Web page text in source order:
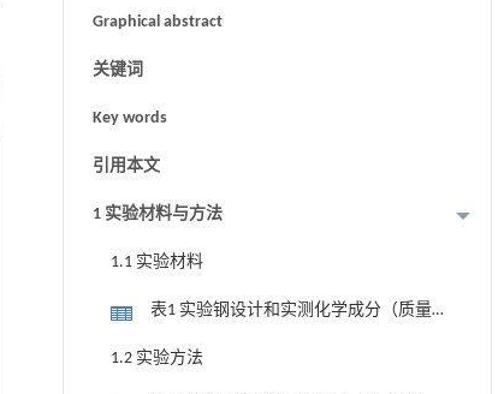
Graphical abstract
关键词
Key words
引用本文
1 实验材料与方法
1.1 实验材料
表1 实验钢设计和实测化学成分（质量
分数/%）
1.2 实验方法